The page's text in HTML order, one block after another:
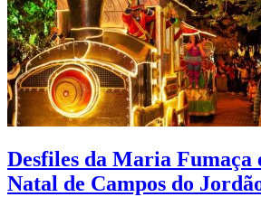
Desfiles da Maria Fumaça
Natal de Campos do